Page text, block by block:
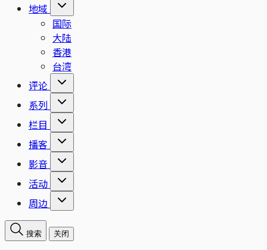
地域
国际
大陆
香港
台湾
评论
系列
栏目
播客
影音
活动
周边
搜索 关闭